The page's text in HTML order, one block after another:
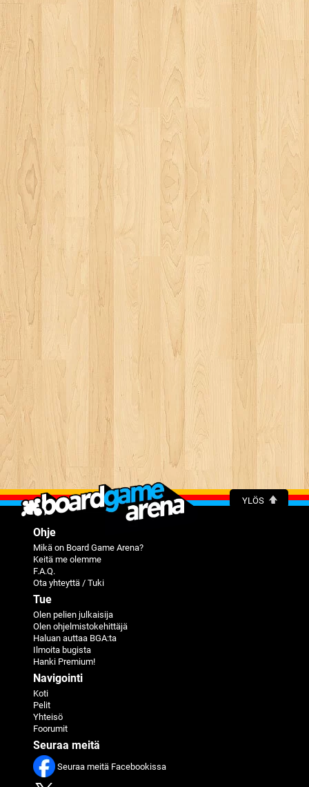
YLÖS
Ohje
Mikä on Board Game Arena?
Keitä me olemme
F.A.Q.
Ota yhteyttä / Tuki
Tue
Olen pelien julkaisija
Olen ohjelmistokehittäjä
Haluan auttaa BGA:ta
Ilmoita bugista
Hanki Premium!
Navigointi
Koti
Pelit
Yhteisö
Foorumit
Seuraa meitä
Seuraa meitä Facebookissa